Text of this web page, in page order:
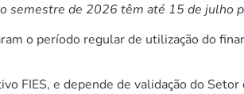
semestre de 2026 têm até 15 de julho
o período regular de utilização do
FIES, e depende de validação do